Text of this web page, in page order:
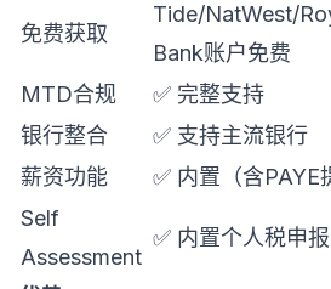
免费获取
Tide/NatWest/
Bank账户免费
MTD合规
✅ 完整支持
银行整合
✅ 支持主流银行
薪资功能
✅ 内置（含PAYE
Self
Assessment
✅ 内置个人税申报